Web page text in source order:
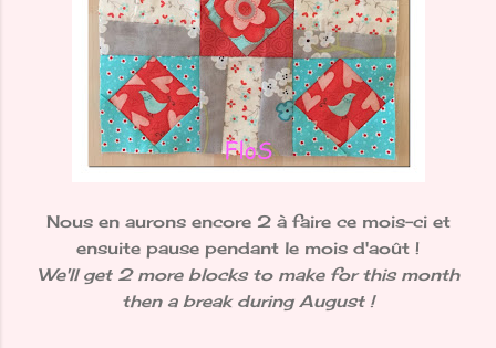
Nous en aurons encore 2 à faire ce mois-ci et
ensuite pause pendant le mois d'août !
We'll get 2 more blocks to make for this month
then a break during August !